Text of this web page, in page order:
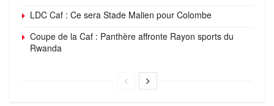
LDC Caf : Ce sera Stade Malien pour Colombe
Coupe de la Caf : Panthère affronte Rayon sports du
Rwanda